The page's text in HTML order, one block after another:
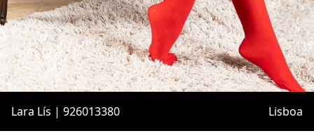
Lara Lís | 926013380 Lisboa